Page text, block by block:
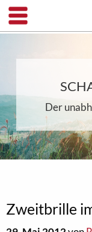
Der
Zweitbrille